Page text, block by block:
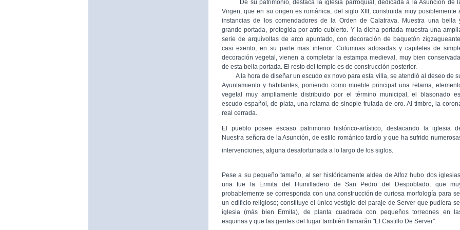
De su patrimonio, destaca la iglesia parroquial, dedicada a la Asunción de
Virgen, que en su origen es románica, del siglo XIII, construida muy posiblemente
instancias de los comendadores de la Orden de Calatrava. Muestra una bella
grande portada, protegida por atrio cubierto. Y la dicha portada muestra una
serie de arquivoltas de arco apuntado, con decoración de baquetón zigzagueante,
casi exento, en su parte mas interior. Columnas adosadas y capiteles de
decoración vegetal, vienen a completar la estampa medieval, muy bien conservada,
de esta bella portada. El resto del templo es de construcción posterior.
A la hora de diseñar un escudo ex novo para esta villa, se atendió al deseo de
Ayuntamiento y habitantes, poniendo como mueble principal una retama,
vegetal muy ampliamente distribuido por el término municipal, el blasonado
escudo español, de plata, una retama de sinople frutada de oro. Al timbre, la
real cerrada.
El pueblo posee escaso patrimonio histórico-artístico, destacando la iglesia
Nuestra señora de la Asunción, de estilo románico tardío y que ha sufrido
intervenciones, alguna desafortunada a lo largo de los siglos.
Pese a su pequeño tamaño, al ser históricamente aldea de Alfoz hubo dos
una fue la Ermita del Humilladero de San Pedro del Despoblado, que
probablemente se corresponda con una construcción de curiosa morfología para
un edificio religioso; constituye el único vestigio del paraje de Server que pudiera
iglesia (más bien Ermita), de planta cuadrada con pequeños torreones en
esquinas y que las gentes del lugar también llamarán "El Castillo De Server".